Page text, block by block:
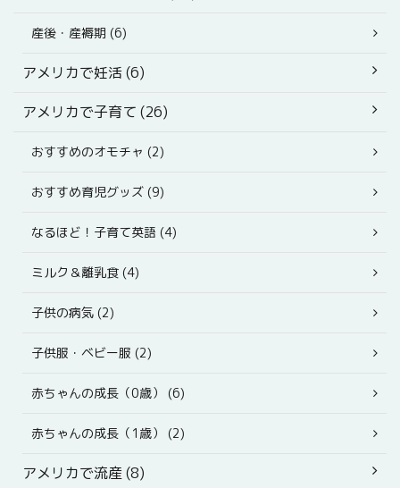
産後・産褥期 (6)
アメリカで妊活 (6)
アメリカで子育て (26)
おすすめのオモチャ (2)
おすすめ育児グッズ (9)
なるほど！子育て英語 (4)
ミルク＆離乳食 (4)
子供の病気 (2)
子供服・ベビー服 (2)
赤ちゃんの成長（0歳） (6)
赤ちゃんの成長（1歳） (2)
アメリカで流産 (8)